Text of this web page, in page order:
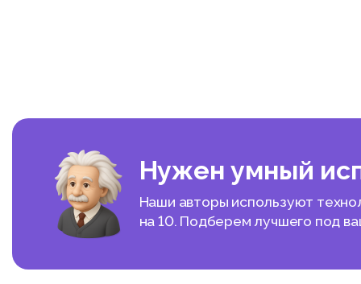
Нужен умный
Наши авторы используют
на 10. Подберем лучшего под